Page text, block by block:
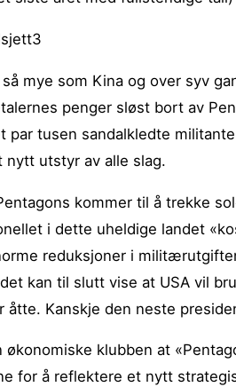
mye som Kina og over syv
penger sløst bort av
par tusen sandalkledte
utstyr av alle slag.
kommer til å trekke
i dette uheldige landet
reduksjoner i
kan til slutt vise at USA vil
åtte. Kanskje den neste
økonomiske klubben at
for å reflektere et nytt